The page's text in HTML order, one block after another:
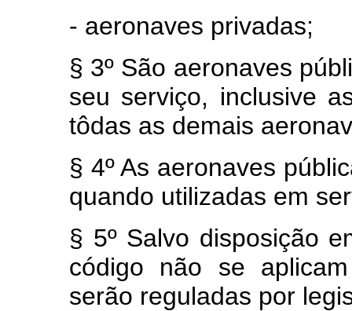
- aeronaves privadas;
§ 3º São aeronaves
seu serviço, inclusive
tôdas as demais
§ 4º As aeronaves
quando utilizadas em
§ 5º Salvo disposição
código não se
serão reguladas por